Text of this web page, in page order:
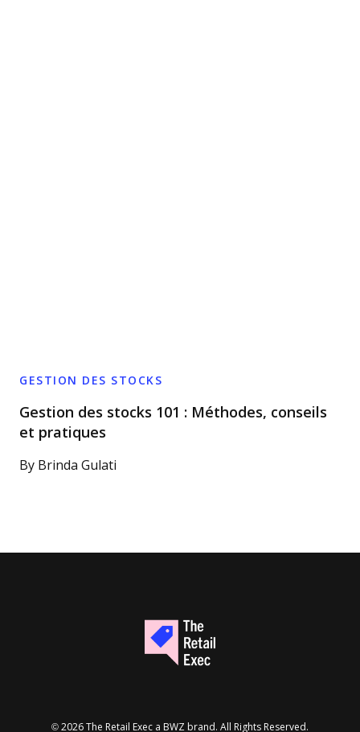
GESTION DES STOCKS
Gestion des stocks 101 : Méthodes, conseils
et pratiques
By Brinda Gulati
© 2026 The Retail Exec a BWZ Opens new window
brand. All Rights Reserved.